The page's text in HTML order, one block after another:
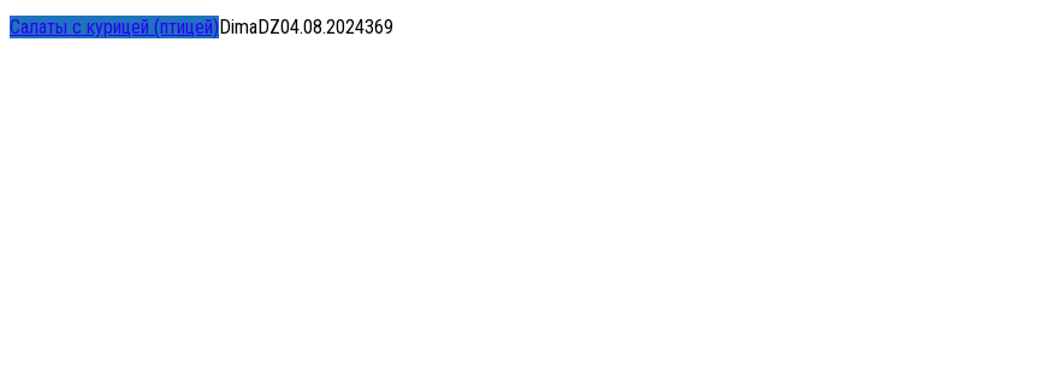
Салаты с курицей (птицей)DimaDZ04.08.2024369